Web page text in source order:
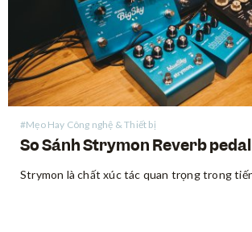
#Mẹo Hay Công nghệ & Thiết bị
So Sánh Strymon Reverb pedal